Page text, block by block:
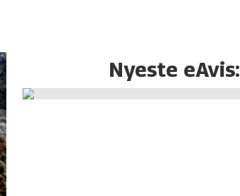
Nyeste eAvis: